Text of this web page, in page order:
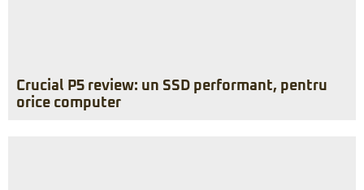
Crucial P5 review: un SSD performant, pentru
orice computer